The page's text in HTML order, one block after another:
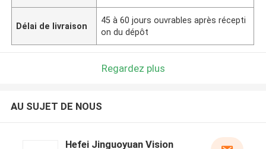
Délai de livraison
45 à 60 jours ouvrables après récepti
on du dépôt
Regardez plus
AU SUJET DE NOUS
Hefei Jinguoyuan Vision